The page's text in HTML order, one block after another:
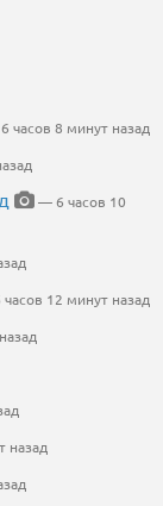
часов 8 минут назад
— 6 часов 10
12 минут назад
назад